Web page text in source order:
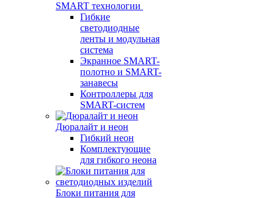
SMART технологии
Гибкие
светодиодные
ленты и модульная
система
Экранное SMART-
полотно и SMART-
занавесы
Контроллеры для
SMART-систем
Дюралайт и неон
Гибкий неон
Комплектующие
для гибкого неона
Блоки питания для